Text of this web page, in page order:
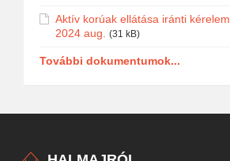
Aktív korúak ellátása iránti kérelem
2024 aug. (31 kB)
További dokumentumok...